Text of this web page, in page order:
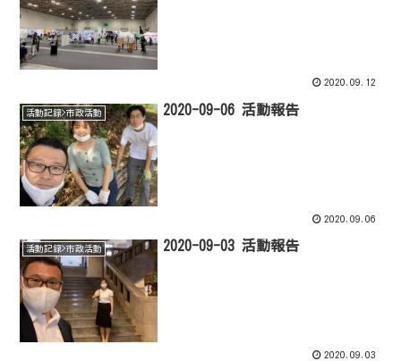
2020.09.12
活動記録>市政活動 2020-09-06 活動報告
2020.09.06
活動記録>市政活動 2020-09-03 活動報告
2020.09.03